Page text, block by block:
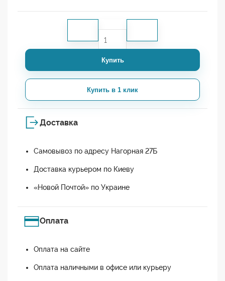
Купить
Купить в 1 клик
Доставка
Самовывоз по адресу Нагорная 27Б
Доставка курьером по Киеву
«Новой Почтой» по Украине
Оплата
Оплата на сайте
Оплата наличными в офисе или курьеру